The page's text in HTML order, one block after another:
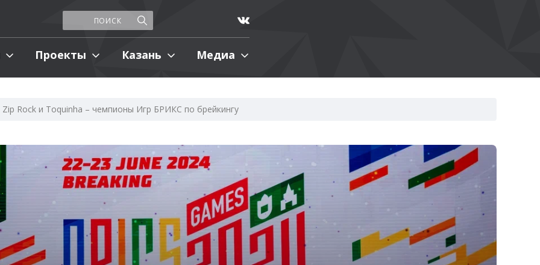
Проекты Казань Медиа
Zip Rock и Toquinha – чемпионы Игр БРИКС по брейкингу